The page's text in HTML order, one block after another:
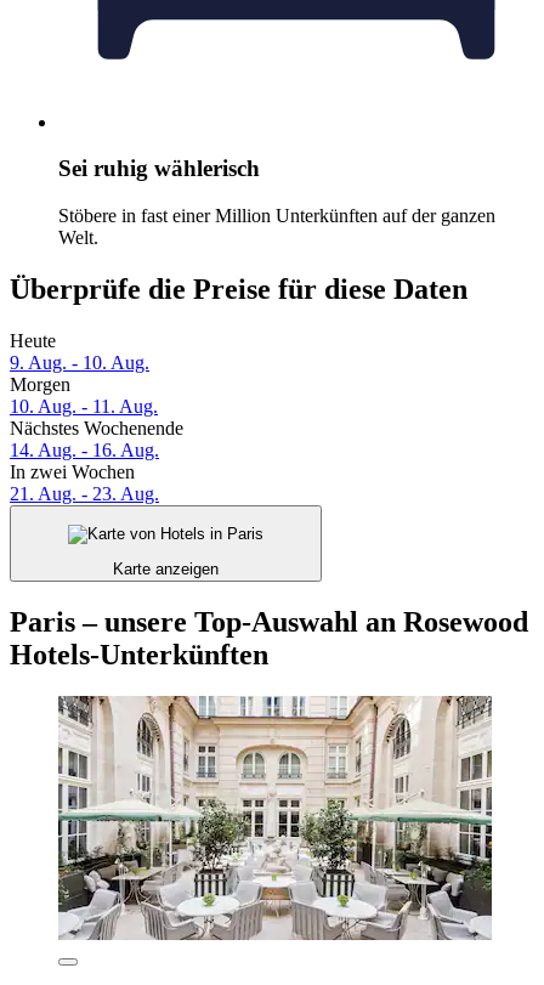
Sei ruhig wählerisch
Stöbere in fast einer Million Unterkünften auf der ganzen
Welt.
Überprüfe die Preise für diese Daten
Heute
9. Aug. - 10. Aug.
Morgen
10. Aug. - 11. Aug.
Nächstes Wochenende
14. Aug. - 16. Aug.
In zwei Wochen
21. Aug. - 23. Aug.
Karte anzeigen
Paris – unsere Top-Auswahl an Rosewood
Hotels-Unterkünften